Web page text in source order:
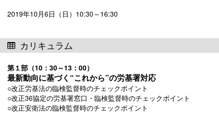
2019年10月6日（日）10:30～16:30
カリキュラム
第１部（10：30～13：00）
最新動向に基づく“これから”の労基署対応
○改正労基法の臨検監督時のチェックポイント
○改正36協定の労基署窓口・臨検監督時のチェックポイント
○改正安衛法の臨検監督時のチェックポイント